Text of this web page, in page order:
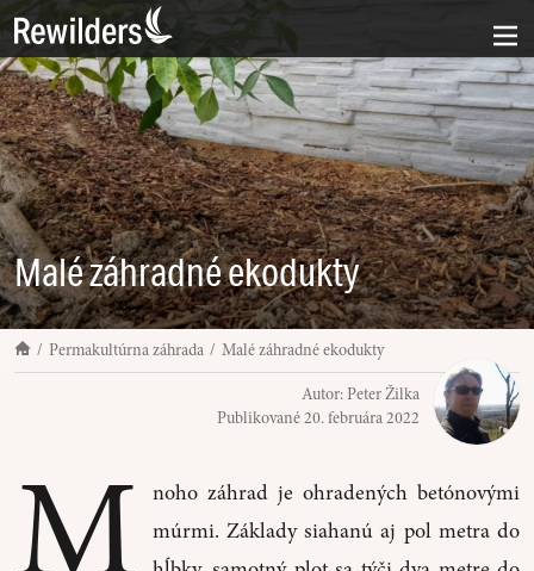
Malé záhradné ekodukty
Permakultúrna záhrada
Malé záhradné ekodukty
Autor:Peter Žilka
Publikované20. februára 2022
M
noho záhrad je ohradených betónovými
múrmi. Základy siahanú aj pol metra do